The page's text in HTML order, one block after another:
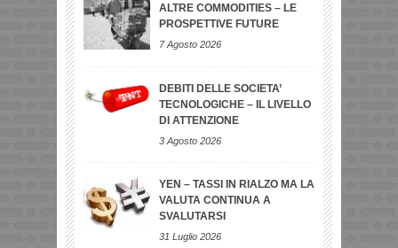
ALTRE COMMODITIES – LE
PROSPETTIVE FUTURE
7 Agosto 2026
DEBITI DELLE SOCIETA’
TECNOLOGICHE – IL LIVELLO
DI ATTENZIONE
3 Agosto 2026
YEN – TASSI IN RIALZO MA LA
VALUTA CONTINUA A
SVALUTARSI
31 Luglio 2026